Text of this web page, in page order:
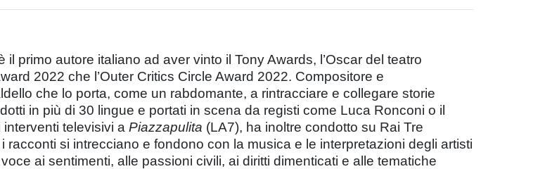
primo autore italiano ad aver vinto il Tony Awards, l’Oscar del teatro
2022 che l’Outer Critics Circle Award 2022. Compositore e
che lo porta, come un rabdomante, a rintracciare e collegare storie
in più di 30 lingue e portati in scena da registi come Luca Ronconi o il
televisivi a Piazzapulita (LA7), ha inoltre condotto su Rai Tre
i racconti si intrecciano e fondono con la musica e le interpretazioni degli artisti
ai sentimenti, alle passioni civili, ai diritti dimenticati e alle tematiche